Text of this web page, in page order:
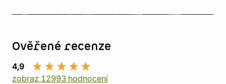
Ověřené recenze
4,9
zobraz 12993 hodnocení